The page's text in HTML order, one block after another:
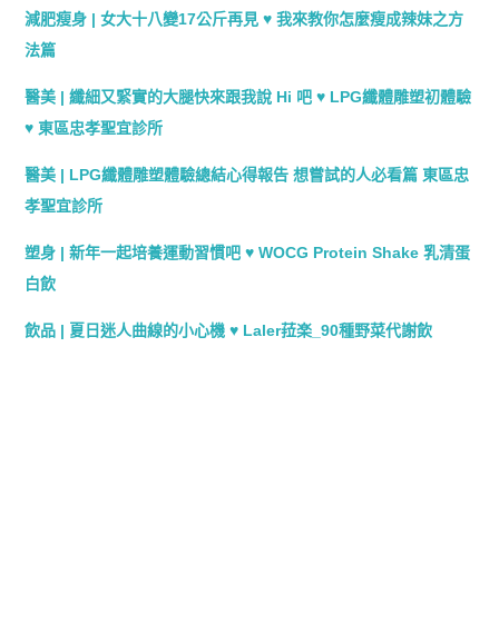
減肥瘦身 | 女大十八變17公斤再見 ♥ 我來教你怎麼瘦成辣妹之方
法篇
醫美 | 纖細又緊實的大腿快來跟我說 Hi 吧 ♥ LPG纖體雕塑初體驗
♥ 東區忠孝聖宜診所
醫美 | LPG纖體雕塑體驗總結心得報告 想嘗試的人必看篇 東區忠
孝聖宜診所
塑身 | 新年一起培養運動習慣吧 ♥ WOCG Protein Shake 乳清蛋
白飲
飲品 | 夏日迷人曲線的小心機 ♥ Laler菈楽_90種野菜代謝飲